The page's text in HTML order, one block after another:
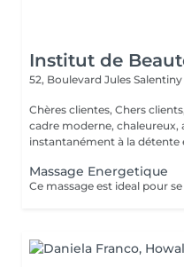
Institut de
52, Boulevard Jules Salentiny
Chères clientes, Chers clients, Nous vous recevons dans un
cadre moderne,
instantanément à la détente
Massage Energetique